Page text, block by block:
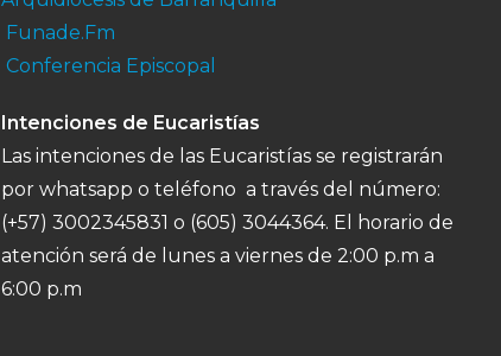
Funade.Fm
Conferencia Episcopal
Intenciones de Eucaristías
Las intenciones de las Eucaristías se registrarán
por whatsapp o teléfono a través del número:
(+57) 3002345831 o (605) 3044364. El horario de
atención será de lunes a viernes de 2:00 p.m a
6:00 p.m